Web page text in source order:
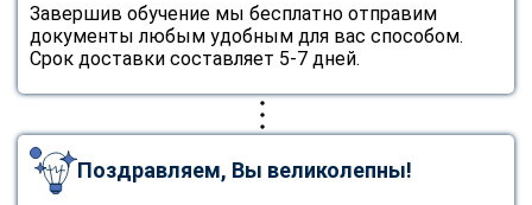
Завершив обучение мы бесплатно отправим
документы любым удобным для вас способом.
Срок доставки составляет 5-7 дней.
Поздравляем, Вы великолепны!